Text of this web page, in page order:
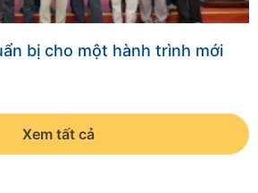
bị cho một hành trình mới
Xem tất cả